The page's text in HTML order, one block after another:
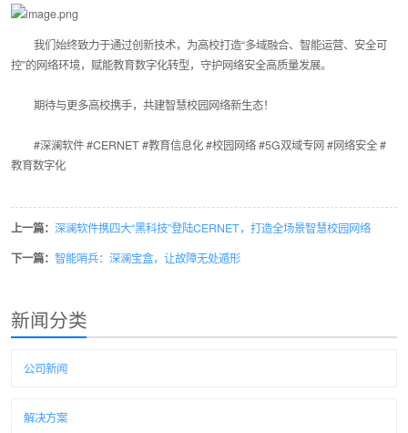
我们始终致力于通过创新技术，为高校打造“多域融合、智能运营、安全可
控”的网络环境，赋能教育数字化转型，守护网络安全高质量发展。
期待与更多高校携手，共建智慧校园网络新生态！
#深澜软件 #CERNET #教育信息化 #校园网络 #5G双域专网 #网络安全 #
教育数字化
上一篇：深澜软件携四大“黑科技”登陆CERNET，打造全场景智慧校园网络
下一篇：智能哨兵：深澜宝盒，让故障无处遁形
新闻分类
公司新闻
解决方案